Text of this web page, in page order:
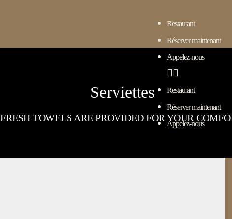
Restaurant
Réserver maintenant
Appelez-nous
Restaurant
Réserver maintenant
Appelez-nous
Serviettes
FRESH TOWELS ARE PROVIDED FOR YOUR